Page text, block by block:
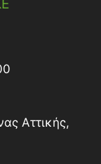
Αττικής,